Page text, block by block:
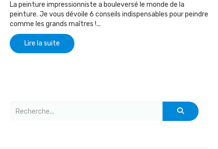
La peinture impressionniste a bouleversé le monde de la
peinture. Je vous dévoile 6 conseils indispensables pour peindre
comme les grands maîtres !...
Lire la suite